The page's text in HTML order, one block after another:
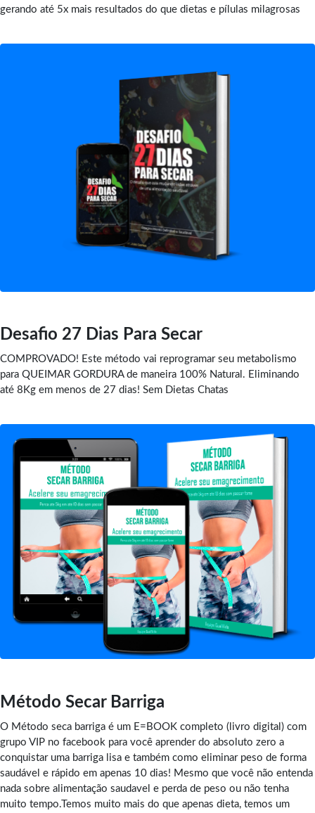
gerando até 5x mais resultados do que dietas e pílulas milagrosas
Desafio 27 Dias Para Secar
COMPROVADO! Este método vai reprogramar seu metabolismo
para QUEIMAR GORDURA de maneira 100% Natural. Eliminando
até 8Kg em menos de 27 dias! Sem Dietas Chatas
Método Secar Barriga
O Método seca barriga é um E=BOOK completo (livro digital) com
grupo VIP no facebook para você aprender do absoluto zero a
conquistar uma barriga lisa e também como eliminar peso de forma
saudável e rápido em apenas 10 dias! Mesmo que você não entenda
nada sobre alimentação saudavel e perda de peso ou não tenha
muito tempo.Temos muito mais do que apenas dieta, temos um